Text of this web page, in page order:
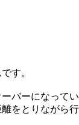
す。
バーになってい
をとりながら